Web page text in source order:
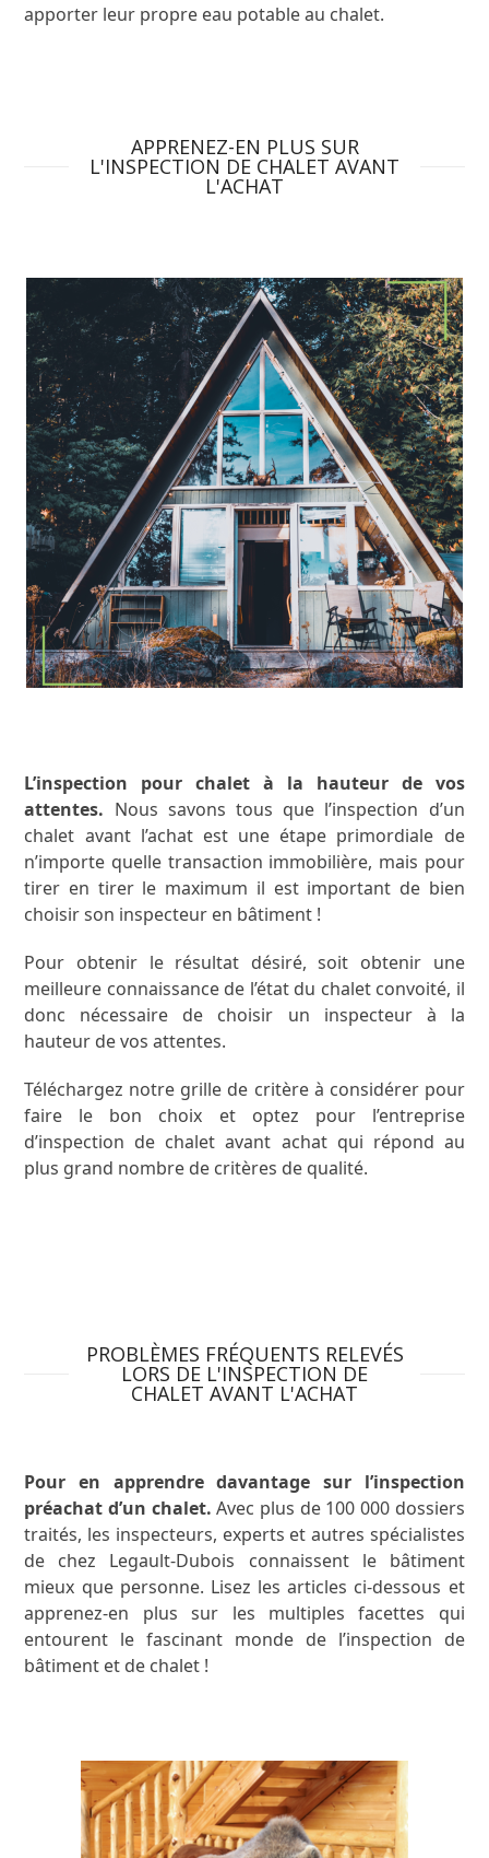
apporter leur propre eau potable au chalet.
APPRENEZ-EN PLUS SUR
L'INSPECTION DE CHALET AVANT
L'ACHAT
L’inspection pour chalet à la hauteur de vos
attentes. Nous savons tous que l’inspection d’un
chalet avant l’achat est une étape primordiale de
n’importe quelle transaction immobilière, mais pour
tirer en tirer le maximum il est important de bien
choisir son inspecteur en bâtiment !
Pour obtenir le résultat désiré, soit obtenir une
meilleure connaissance de l’état du chalet convoité, il
donc nécessaire de choisir un inspecteur à la
hauteur de vos attentes.
Téléchargez notre grille de critère à considérer pour
faire le bon choix et optez pour l’entreprise
d’inspection de chalet avant achat qui répond au
plus grand nombre de critères de qualité.
PROBLÈMES FRÉQUENTS RELEVÉS
LORS DE L'INSPECTION DE
CHALET AVANT L'ACHAT
Pour en apprendre davantage sur l’inspection
préachat d’un chalet. Avec plus de 100 000 dossiers
traités, les inspecteurs, experts et autres spécialistes
de chez Legault-Dubois connaissent le bâtiment
mieux que personne. Lisez les articles ci-dessous et
apprenez-en plus sur les multiples facettes qui
entourent le fascinant monde de l’inspection de
bâtiment et de chalet !